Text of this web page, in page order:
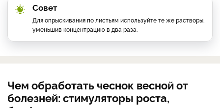
Совет
Для опрыскивания по листьям используйте те же растворы,
уменьшив концентрацию в два раза.
Чем обработать чеснок весной от
болезней: стимуляторы роста,